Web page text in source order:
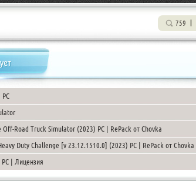
759
Off-Road Truck Simulator (2023) PC | RePack от Chovka
Duty Challenge [v 23.12.1510.0] (2023) PC | RePack от Chovka
| Лицензия